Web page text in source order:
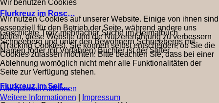
Flurkreuz im Rosc…
Geschichte Trotz mehrfacher Suche im Heimatbuch
Schneeberg und unter den Bewohnern Schneebergs mit
Namen (oder mit Vorfahren) Büchler ist der Stifter...
Flurkreuz im Seif…
Wir benutzen Cookies
Wir nutzen Cookies auf unserer Website. Einige von ihnen sind
essenziell für den Betrieb der Seite, während andere uns
helfen, diese Website und die Nutzererfahrung zu verbessern
(Tracking Cookies). Sie können selbst entscheiden, ob Sie die
Cookies zulassen möchten. Bitte beachten Sie, dass bei einer
Ablehnung womöglich nicht mehr alle Funktionalitäten der
Seite zur Verfügung stehen.
AkzeptierenAblehnen
Weitere Informationen
Impressum